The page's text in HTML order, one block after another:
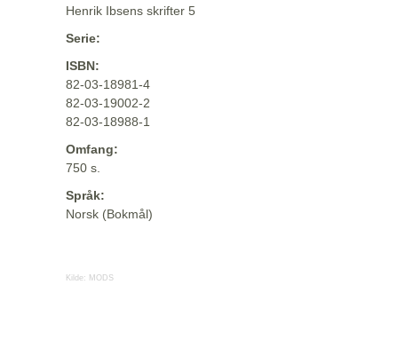
Henrik Ibsens skrifter 5
Serie:
ISBN:
82-03-18981-4
82-03-19002-2
82-03-18988-1
Omfang:
750 s.
Språk:
Norsk (Bokmål)
Kilde: MODS